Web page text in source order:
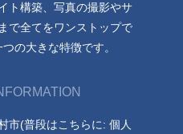
ト構築、写真の撮影やサ
で全てをワンストップで
の大きな特徴です。
市(普段はこちらに: 個人